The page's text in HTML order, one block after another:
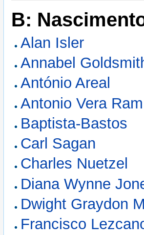
B:
Alan Isler
Annabel
António Areal
Antonio Vera
Baptista-Bastos
Carl Sagan
Charles Nuetzel
Diana Wynne
Dwight Graydon
Francisco